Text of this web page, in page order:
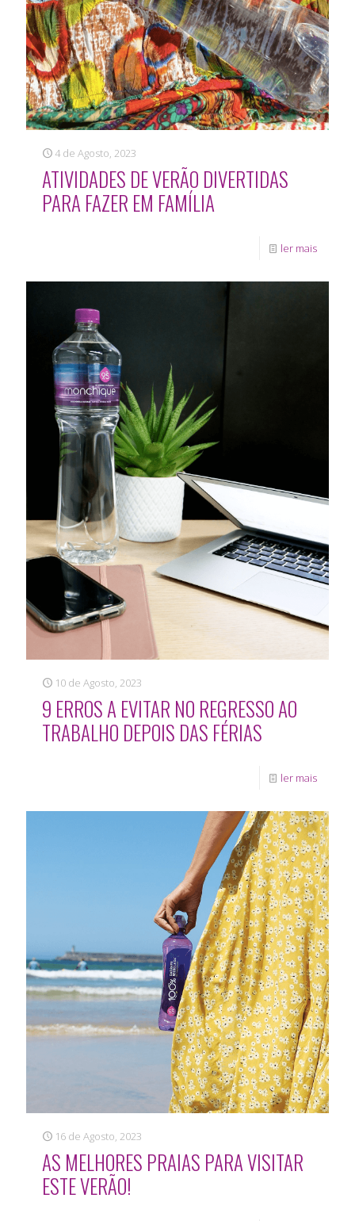
4 de Agosto, 2023
ATIVIDADES DE VERÃO DIVERTIDAS
PARA FAZER EM FAMÍLIA
ler mais
10 de Agosto, 2023
9 ERROS A EVITAR NO REGRESSO AO
TRABALHO DEPOIS DAS FÉRIAS
ler mais
16 de Agosto, 2023
AS MELHORES PRAIAS PARA VISITAR
ESTE VERÃO!